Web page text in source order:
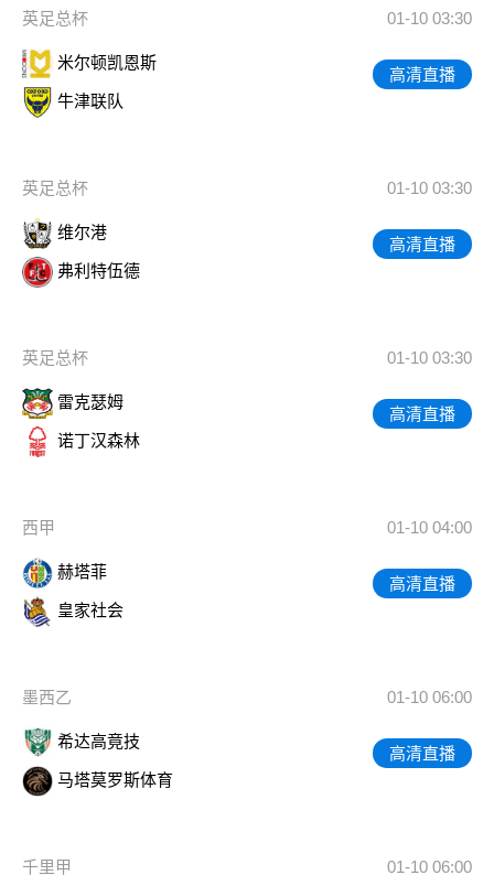
英足总杯 01-10 03:30
米尔顿凯恩斯
牛津联队
高清直播
英足总杯 01-10 03:30
维尔港
弗利特伍德
高清直播
英足总杯 01-10 03:30
雷克瑟姆
诺丁汉森林
高清直播
西甲 01-10 04:00
赫塔菲
皇家社会
高清直播
墨西乙 01-10 06:00
希达高竟技
马塔莫罗斯体育
高清直播
千里甲 01-10 06:00